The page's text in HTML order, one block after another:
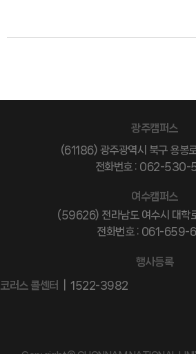
광주캠퍼스
(61186) 광주광역시 북구 용봉
전화번호 : 062-530-
여수캠퍼스
(59626) 전라남도 여수시 대학
전화번호 : 061-659-
행사등록
코러스 콜센터
| 1522-3982